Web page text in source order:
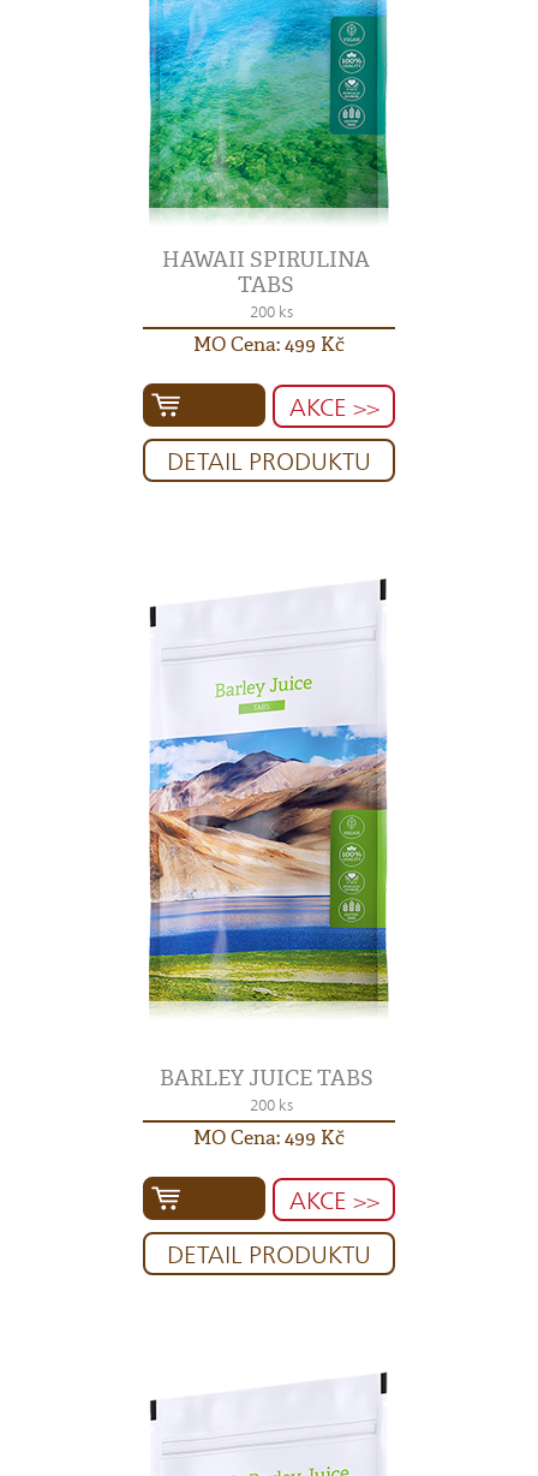
HAWAII SPIRULINA
TABS
200 ks
MO Cena: 499 Kč
AKCE >>
DETAIL PRODUKTU
BARLEY JUICE TABS
200 ks
MO Cena: 499 Kč
AKCE >>
DETAIL PRODUKTU